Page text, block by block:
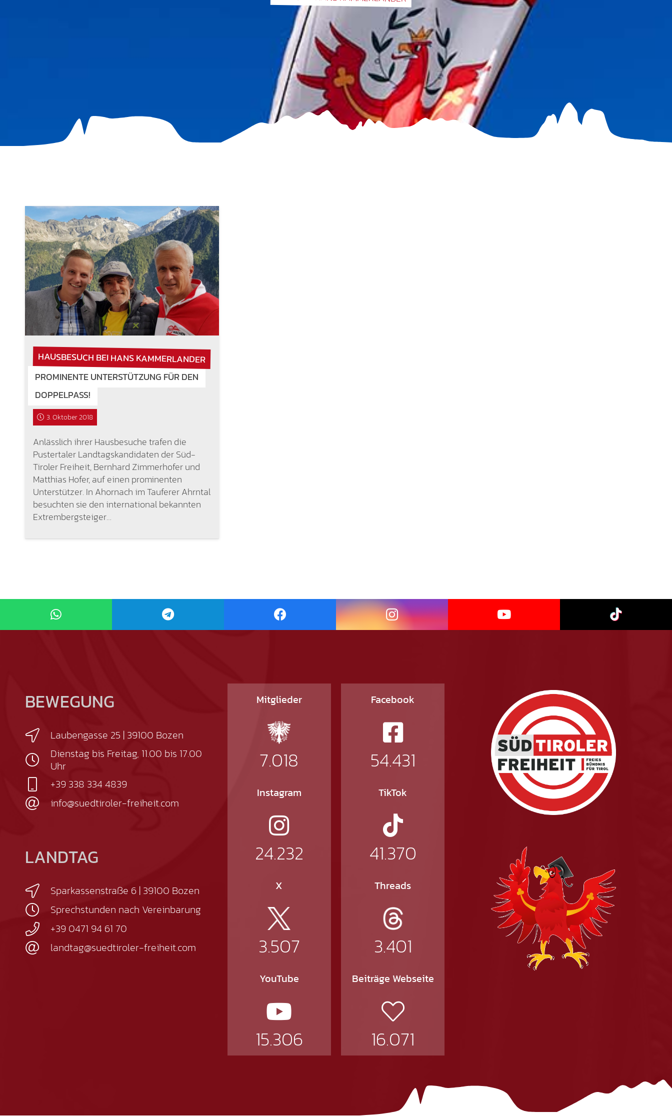
HAUSBESUCH BEI HANS KAMMERLANDER
PROMINENTE UNTERSTÜTZUNG FÜR DEN
DOPPELPASS!
3. Oktober 2018
Anlässlich ihrer Hausbesuche trafen die
Pustertaler Landtagskandidaten der Süd-
Tiroler Freiheit, Bernhard Zimmerhofer und
Matthias Hofer, auf einen prominenten
Unterstützer. In Ahornach im Tauferer Ahrntal
besuchten sie den international bekannten
Extrembergsteiger…
BEWEGUNG
Laubengasse 25 | 39100 Bozen
Dienstag bis Freitag, 11.00 bis 17.00
Uhr
+39 338 334 4839
info@suedtiroler-freiheit.com
LANDTAG
Sparkassenstraße 6 | 39100 Bozen
Sprechstunden nach Vereinbarung
+39 0471 94 61 70
landtag@suedtiroler-freiheit.com
Mitglieder
7.018
Facebook
54.431
Instagram
24.232
TikTok
41.370
X
3.507
Threads
3.401
YouTube
15.306
Beiträge Webseite
16.071